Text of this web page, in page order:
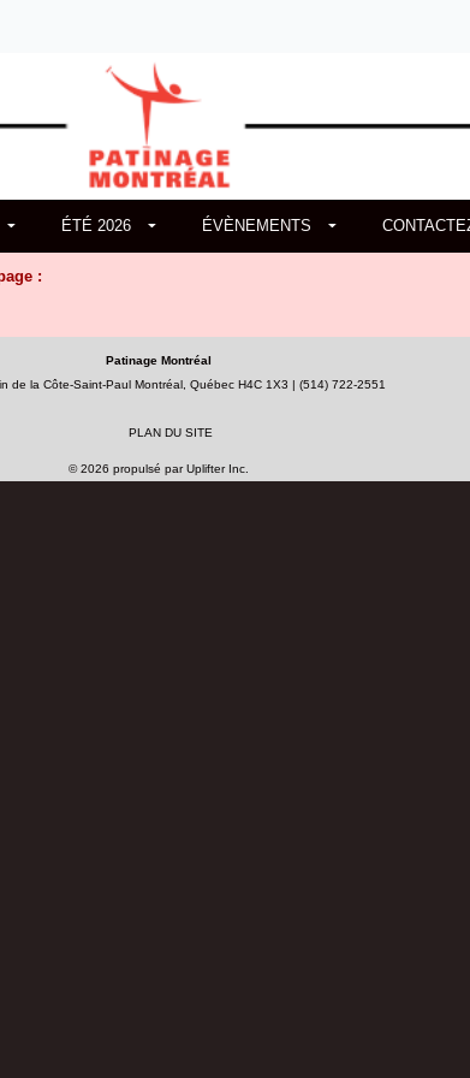
ÉTÉ 2026 ÉVÈNEMENTS
:
Patinage Montréal
de la Côte-Saint-Paul Montréal, Québec H4C 1X3 | (514) 722-2551
PLAN DU SITE
© 2026 propulsé parUplifter Inc.